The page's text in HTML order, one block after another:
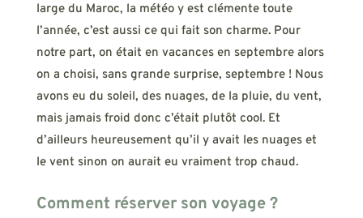
large du Maroc, la météo y est clémente toute
l’année, c’est aussi ce qui fait son charme. Pour
notre part, on était en vacances en septembre alors
on a choisi, sans grande surprise, septembre ! Nous
avons eu du soleil, des nuages, de la pluie, du vent,
mais jamais froid donc c’était plutôt cool. Et
d’ailleurs heureusement qu’il y avait les nuages et
le vent sinon on aurait eu vraiment trop chaud.
Comment réserver son voyage ?